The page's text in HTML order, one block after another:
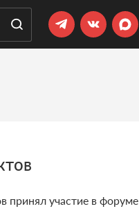
принял участие в форуме